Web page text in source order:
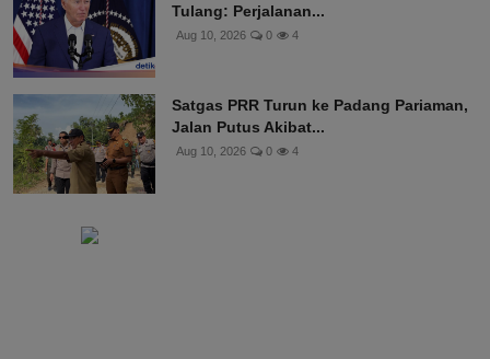
Tulang: Perjalanan...
Aug 10, 2026 0 4
Satgas PRR Turun ke Padang Pariaman,
Jalan Putus Akibat...
Aug 10, 2026 0 4